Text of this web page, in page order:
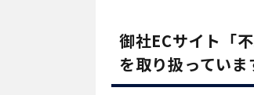
御社ECサイト「
を取り扱っていま